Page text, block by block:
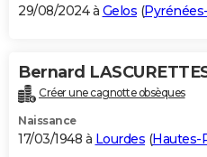
S'inscrire
Se connecter
Lycées
Collèges
Primaires
Universités
Entreprises
Service militaire
Avis de recherche
AVIS DE DÉCÈS
Bricolage
Lifestyle
Culture
Sport
Auto
Television
Voyage
Cinema
29/08/2024 à Gelos (
Bernard
Créer une cagnotte obsèques
Naissance
17/03/1948 à Lourdes (Hautes-